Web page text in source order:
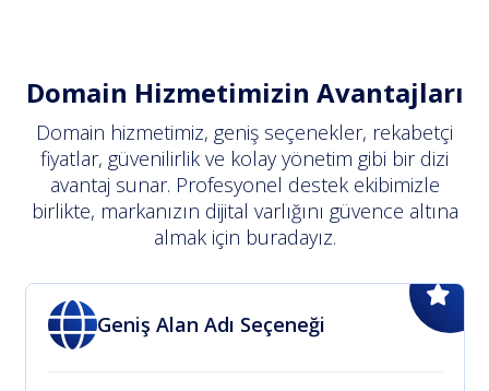
Domain Hizmetimizin Avantajları
Domain hizmetimiz, geniş seçenekler, rekabetçi
fiyatlar, güvenilirlik ve kolay yönetim gibi bir dizi
avantaj sunar. Profesyonel destek ekibimizle
birlikte, markanızın dijital varlığını güvence altına
almak için buradayız.
Geniş Alan Adı Seçeneği